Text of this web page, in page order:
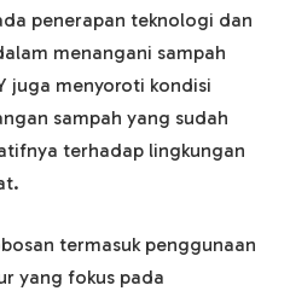
penerapan teknologi dan
menangani sampah
juga menyoroti kondisi
sampah yang sudah
terhadap lingkungan
termasuk penggunaan
yang fokus pada